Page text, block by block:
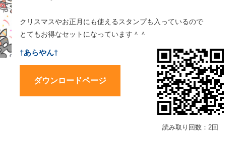
クリスマスやお正月にも使えるスタンプも入っているので
とてもお得なセットになっています＾＾
†あらやん†
ダウンロードページ
読み取り回数：2回